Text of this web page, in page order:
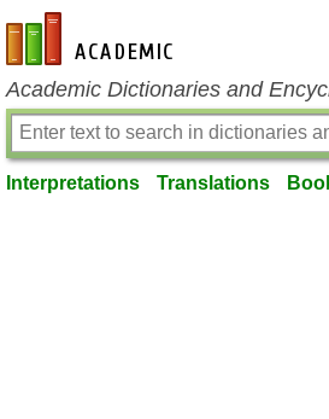
en-academic.com
Academic Dictionaries and
Interpretations Translations